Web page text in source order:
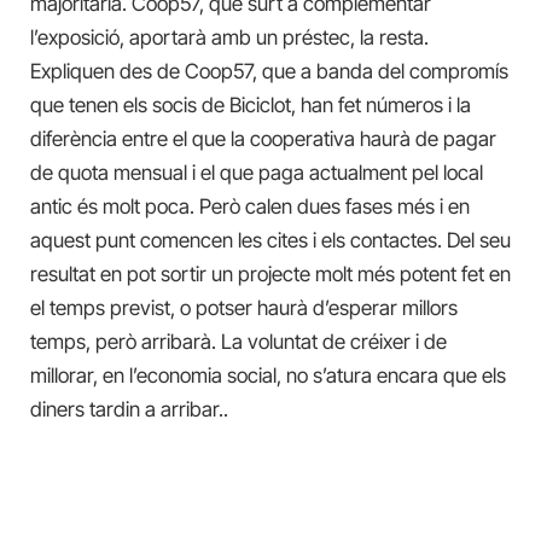
l’exposició, aportarà amb un préstec, la resta.
Expliquen des de Coop57, que a banda del compromís
que tenen els socis de Biciclot, han fet números i la
diferència entre el que la cooperativa haurà de pagar
de quota mensual i el que paga actualment pel local
antic és molt poca. Però calen dues fases més i en
aquest punt comencen les cites i els contactes. Del seu
resultat en pot sortir un projecte molt més potent fet en
el temps previst, o potser haurà d’esperar millors
temps, però arribarà. La voluntat de créixer i de
millorar, en l’economia social, no s’atura encara que els
diners tardin a arribar..